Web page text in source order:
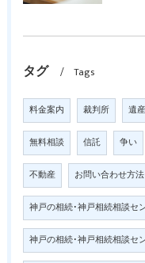
タグ Tags
料金案内 裁判所 遺
無料相談 信託 争い
不動産 お問い合わせ方法
神戸の相続･神戸相続相談セ
神戸の相続･神戸相続相談セ